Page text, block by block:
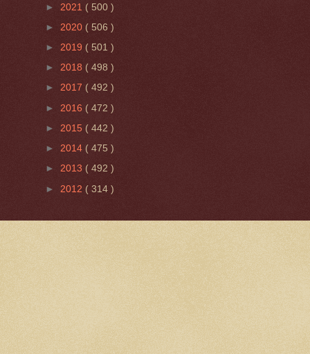
► 2021 ( 500 )
► 2020 ( 506 )
► 2019 ( 501 )
► 2018 ( 498 )
► 2017 ( 492 )
► 2016 ( 472 )
► 2015 ( 442 )
► 2014 ( 475 )
► 2013 ( 492 )
► 2012 ( 314 )